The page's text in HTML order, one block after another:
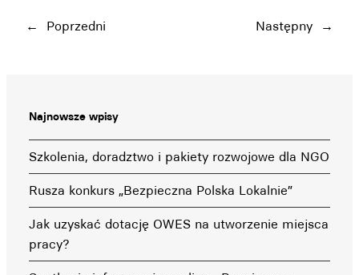
← Poprzedni Następny →
Najnowsze wpisy
Szkolenia, doradztwo i pakiety rozwojowe dla NGO
Rusza konkurs „Bezpieczna Polska Lokalnie”
Jak uzyskać dotację OWES na utworzenie miejsca
pracy?